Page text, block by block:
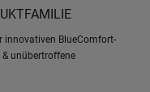
innovativen BlueComfort-
unübertroffene